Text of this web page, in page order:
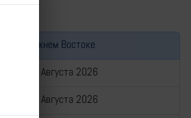
на Ближнем Востоке
за 07 Августа 2026
за 06 Августа 2026